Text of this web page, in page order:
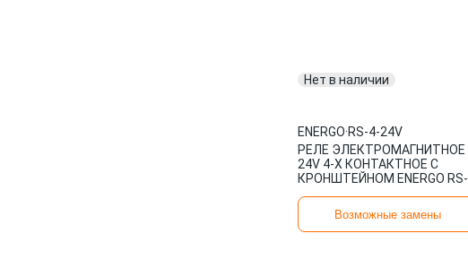
Нет в наличии
ENERGO·RS-4-24V
РЕЛЕ ЭЛЕКТРОМАГНИТНОЕ
24V 4-Х КОНТАКТНОЕ С
КРОНШТЕЙНОМ ENERGO RS-
Возможные замены